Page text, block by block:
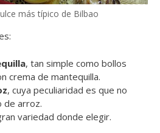
más típico de Bilbao
, tan simple como bollos
crema de mantequilla.
, cuya peculiaridad es que no
de arroz.
variedad donde elegir.